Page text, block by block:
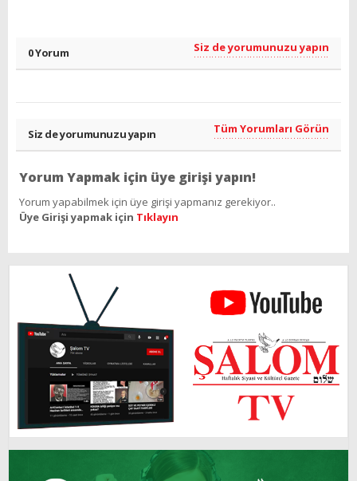
0 Yorum Siz de yorumunuzu yapın
Siz de yorumunuzu yapın Tüm Yorumları Görün
Yorum Yapmak için üye girişi yapın!
Yorum yapabilmek için üye girişi yapmanız gerekiyor..
Üye Girişi yapmak için Tıklayın